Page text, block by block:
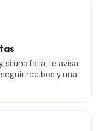
si una falla, te avisa
recibos y una